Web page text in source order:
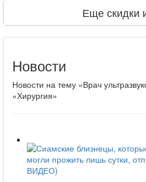
Еще скидки
Новости
Новости на тему «Врач
«Хирургия»